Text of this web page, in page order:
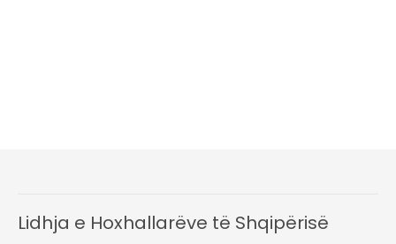
Lidhja e Hoxhallarëve të Shqipërisë